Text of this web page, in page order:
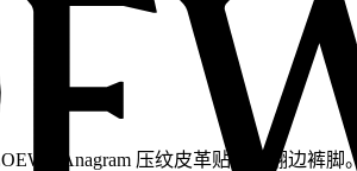
Anagram 压纹皮革贴袋，翻边裤脚。